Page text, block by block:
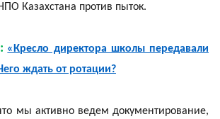
Казахстана против пыток.
«Кресло директора школы передавали
ждать от ротации?
мы активно ведем документирование,